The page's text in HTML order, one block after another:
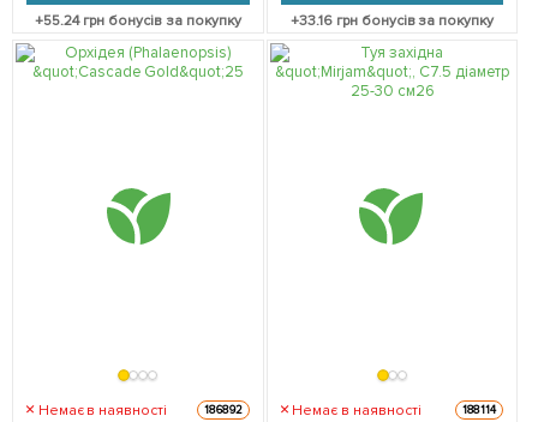
+55.24грн бонусів за покупку +33.16грн бонусів за покупку
Немає в наявності 186892 Немає в наявності 188114